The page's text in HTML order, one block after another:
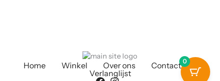
Home Winkel Over ons
Contact
Verlanglijst
0